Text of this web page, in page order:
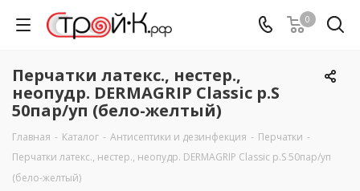
0
Перчатки латекс., нестер.,
неопудр. DERMAGRIP Classic р.S
50пар/уп (бело-желтый)
Главная - Каталог - Антисептики и дезинфекция - Перчатки -
Перчатки латекс., нестер., неопудр. DERMAGRIP Classic р.S 50пар/уп
(бело-желтый)